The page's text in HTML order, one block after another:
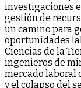
investigaciones
gestión de
un camino para
oportunidades
Ciencias de la
ingenieros de
mercado laboral
y el colapso del